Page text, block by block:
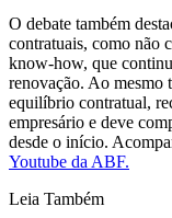
O debate também
contratuais, como não
know-how, que
renovação. Ao mesmo
equilíbrio contratual,
empresário e deve
desde o início.
Youtube da ABF.
Leia Também